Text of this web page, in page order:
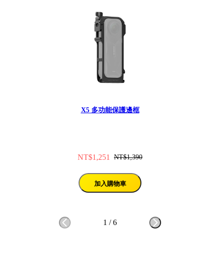
X5 多功能保護邊框
NT$1,251 NT$1,390
加入購物車
1 /6